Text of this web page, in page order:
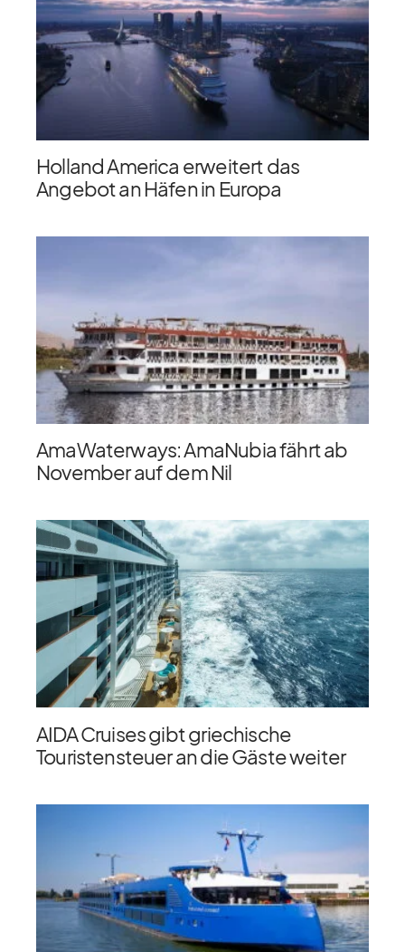
Holland America erweitert das
Angebot an Häfen in Europa
AmaWaterways: AmaNubia fährt ab
November auf dem Nil
AIDA Cruises gibt griechische
Touristensteuer an die Gäste weiter